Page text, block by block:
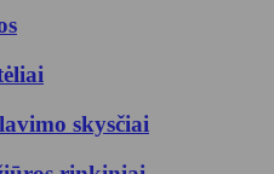
skysčiai